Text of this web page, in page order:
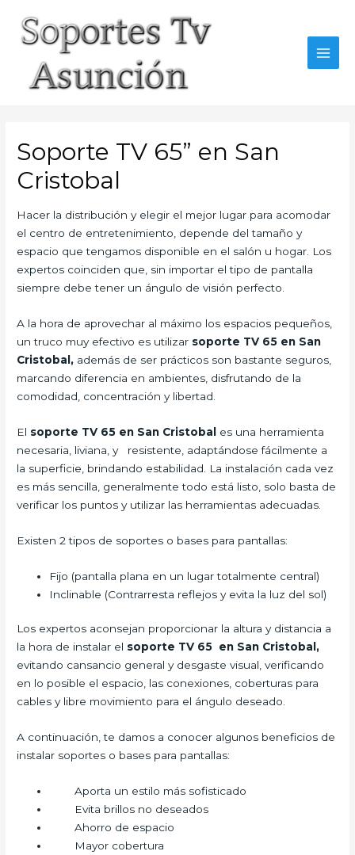
content
Soporte TV 65” en San
Cristobal
Hacer la distribución y elegir el mejor lugar para acomodar
el centro de entretenimiento, depende del tamaño y
espacio que tengamos disponible en el salón u hogar. Los
expertos coinciden que, sin importar el tipo de pantalla
siempre debe tener un ángulo de visión perfecto.
A la hora de aprovechar al máximo los espacios pequeños,
un truco muy efectivo es utilizar soporte TV 65 en San
Cristobal, además de ser prácticos son bastante seguros,
marcando diferencia en ambientes, disfrutando de la
comodidad, concentración y libertad.
El soporte TV 65 en San Cristobal es una herramienta
necesaria, liviana, y resistente, adaptándose fácilmente a
la superficie, brindando estabilidad. La instalación cada vez
es más sencilla, generalmente todo está listo, solo basta de
verificar los puntos y utilizar las herramientas adecuadas.
Existen 2 tipos de soportes o bases para pantallas:
Fijo (pantalla plana en un lugar totalmente central)
Inclinable (Contrarresta reflejos y evita la luz del sol)
Los expertos aconsejan proporcionar la altura y distancia a
la hora de instalar el soporte TV 65 en San Cristobal,
evitando cansancio general y desgaste visual, verificando
en lo posible el espacio, las conexiones, coberturas para
cables y libre movimiento para el ángulo deseado.
A continuación, te damos a conocer algunos beneficios de
instalar soportes o bases para pantallas:
Aporta un estilo más sofisticado
Evita brillos no deseados
Ahorro de espacio
Mayor cobertura